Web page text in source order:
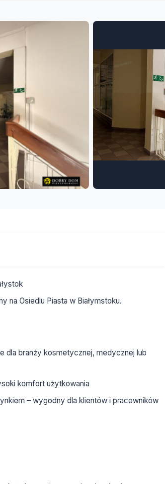
na Osiedlu Piasta w Białymstoku.
dla branży kosmetycznej, medycznej lub
komfort użytkowania
– wygodny dla klientów i pracowników